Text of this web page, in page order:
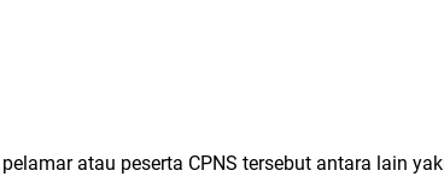
atau peserta CPNS tersebut antara lain